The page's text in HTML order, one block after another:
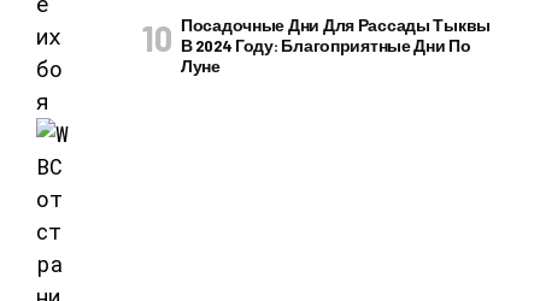
Посадочные Дни Для Рассады Тыквы
В 2024 Году: Благоприятные Дни По
Луне